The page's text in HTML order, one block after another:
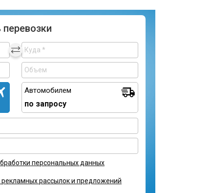
Автомобилем
по запросу
персональных данных
рекламных рассылок и предложений